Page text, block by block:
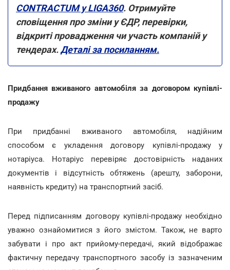
CONTRACTUM у LIGA360. Отримуйте
сповіщення про зміни у ЄДР, перевірки,
відкриті провадження чи участь компаній у
тендерах.Деталі за посиланням.
Придбання вживаного автомобіля за договором купівлі-
продажу
При придбанні вживаного автомобіля, надійним
способом є укладення договору купівлі-продажу у
нотаріуса. Нотаріус перевіряє достовірність наданих
документів і відсутність обтяжень (арешту, заборони,
наявність кредиту) на транспортний засіб.
Перед підписанням договору купівлі-продажу необхідно
уважно ознайомитися з його змістом. Також, не варто
забувати і про акт прийому-передачі, який відображає
фактичну передачу транспортного засобу із зазначеним